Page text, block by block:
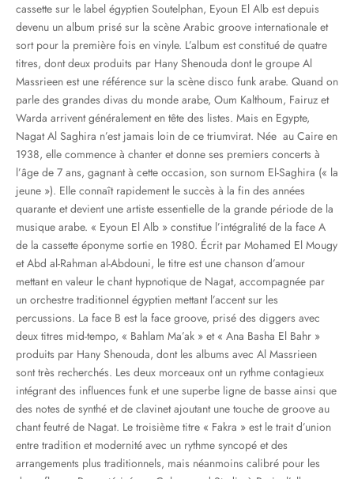
cassette sur le label égyptien Soutelphan, Eyoun El Alb est depuis
devenu un album prisé sur la scène Arabic groove internationale et
sort pour la première fois en vinyle. L’album est constitué de quatre
titres, dont deux produits par Hany Shenouda dont le groupe Al
Massrieen est une référence sur la scène disco funk arabe. Quand on
parle des grandes divas du monde arabe, Oum Kalthoum, Fairuz et
Warda arrivent généralement en tête des listes. Mais en Egypte,
Nagat Al Saghira n’est jamais loin de ce triumvirat. Née au Caire en
1938, elle commence à chanter et donne ses premiers concerts à
l’âge de 7 ans, gagnant à cette occasion, son surnom El-Saghira (« la
jeune »). Elle connaît rapidement le succès à la fin des années
quarante et devient une artiste essentielle de la grande période de la
musique arabe. « Eyoun El Alb » constitue l’intégralité de la face A
de la cassette éponyme sortie en 1980. Écrit par Mohamed El Mougy
et Abd al-Rahman al-Abdouni, le titre est une chanson d’amour
mettant en valeur le chant hypnotique de Nagat, accompagnée par
un orchestre traditionnel égyptien mettant l’accent sur les
percussions. La face B est la face groove, prisé des diggers avec
deux titres mid-tempo, « Bahlam Ma’ak » et « Ana Basha El Bahr »
produits par Hany Shenouda, dont les albums avec Al Massrieen
sont très recherchés. Les deux morceaux ont un rythme contagieux
intégrant des influences funk et une superbe ligne de basse ainsi que
des notes de synthé et de clavinet ajoutant une touche de groove au
chant feutré de Nagat. Le troisième titre « Fakra » est le trait d’union
entre tradition et modernité avec un rythme syncopé et des
arrangements plus traditionnels, mais néanmoins calibré pour les